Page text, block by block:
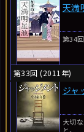
天満
第34
第33回 (2011年)
ジャ
大切